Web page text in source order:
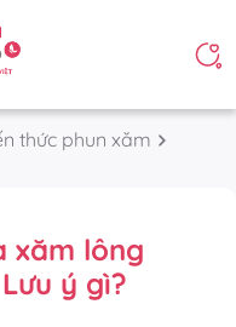
thức phun xăm
xăm lông
ý gì?